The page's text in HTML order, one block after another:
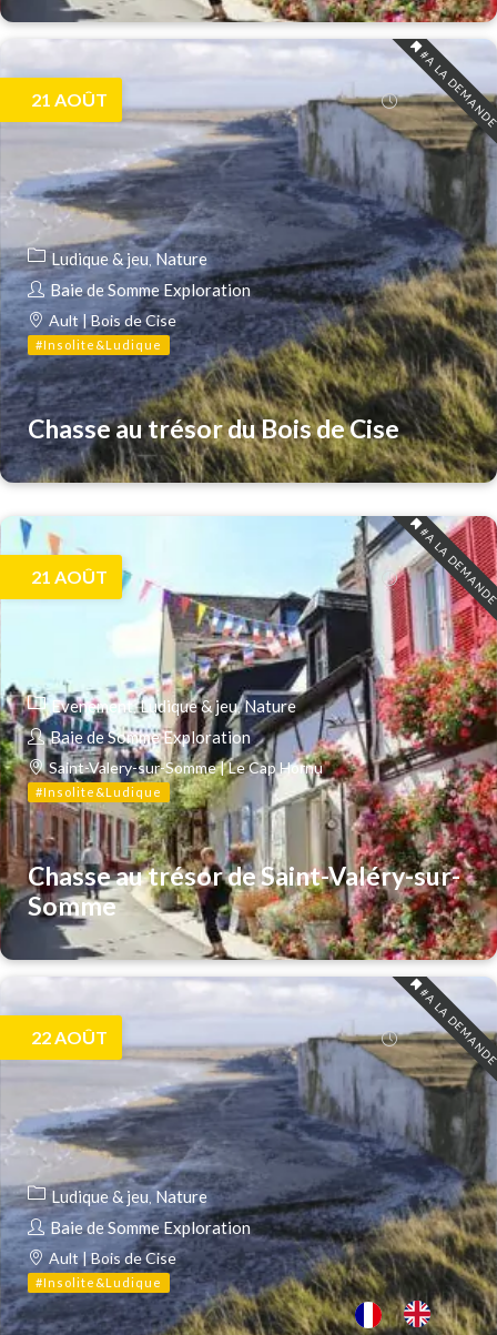
#A LA
21 AOÛT
Ludique & jeu Nature
Baie de Somme Exploration
Ault | Bois de Cise
#Insolite&Ludique
Chasse au trésor du Bois de Cise
#A LA
21 AOÛT
Evenement Ludique & jeu Nature
Baie de Somme Exploration
Saint-Valery-sur-Somme | Le Cap Hornu
#Insolite&Ludique
Chasse au trésor de Saint-Valéry-sur-
Somme
#A LA
22 AOÛT
Ludique & jeu Nature
Baie de Somme Exploration
Ault | Bois de Cise
#Insolite&Ludique